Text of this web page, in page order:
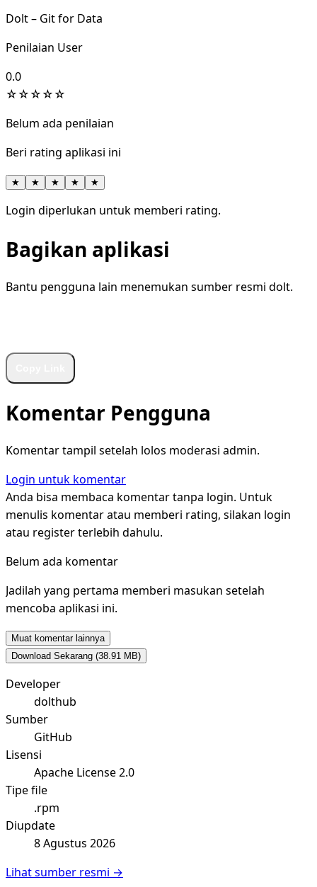
Dolt – Git for Data
Penilaian User
0.0
☆☆☆☆☆
Belum ada penilaian
Beri rating aplikasi ini
★ ★ ★ ★ ★
Login diperlukan untuk memberi rating.
Bagikan aplikasi
Bantu pengguna lain menemukan sumber resmi dolt.
Komentar Pengguna
Komentar tampil setelah lolos moderasi admin.
Login untuk komentar
Anda bisa membaca komentar tanpa login. Untuk
menulis komentar atau memberi rating, silakan login
atau register terlebih dahulu.
Belum ada komentar
Jadilah yang pertama memberi masukan setelah
mencoba aplikasi ini.
Muat komentar lainnya
Download Sekarang (38.91 MB)
Developer
dolthub
Sumber
GitHub
Lisensi
Apache License 2.0
Tipe file
.rpm
Diupdate
8 Agustus 2026
Lihat sumber resmi →